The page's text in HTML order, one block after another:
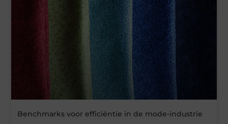
Benchmarks voor efficiëntie in de mode-industrie